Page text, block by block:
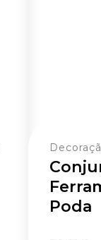
Poda